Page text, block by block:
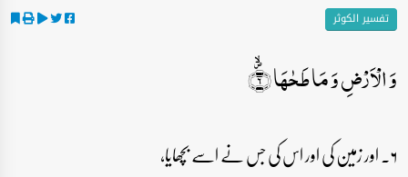
تفسیر الکوثر
وَ الۡاَرۡضِ وَ مَا طَحٰہَا ۪ۙ﴿۶﴾
۶۔ اور زمین کی اور اس کی جس نے اسے بچھایا،